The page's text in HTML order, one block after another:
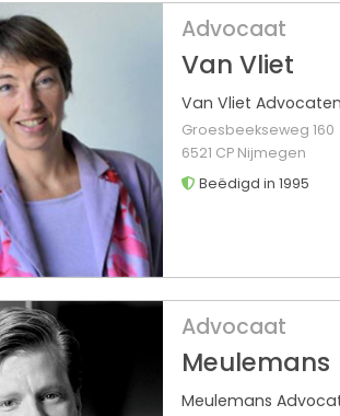
Advocaat
Van Vliet
Van Vliet Advocaten
Groesbeekseweg 160
6521 CP Nijmegen
Beëdigd in 1995
Advocaat
Meulemans
Meulemans